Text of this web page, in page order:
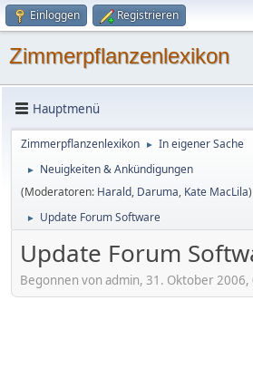
Einloggen Registrieren
Zimmerpflanzenlexikon
Hauptmenü
Zimmerpflanzenlexikon ► In eigener Sache
►
Neuigkeiten & Ankündigungen
(Moderatoren: Harald, Daruma, Kate MacLila)
► Update Forum Software
Update Forum
Begonnen von admin, 31. Oktober 2006,